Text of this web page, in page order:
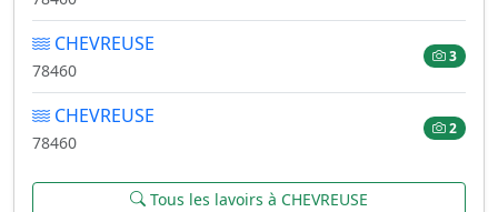
CHEVREUSE
78460
3
CHEVREUSE
78460
2
Tous les lavoirs à CHEVREUSE